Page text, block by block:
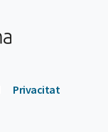
Privacitat